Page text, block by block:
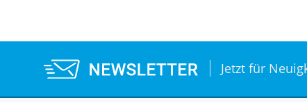
Jetzt für